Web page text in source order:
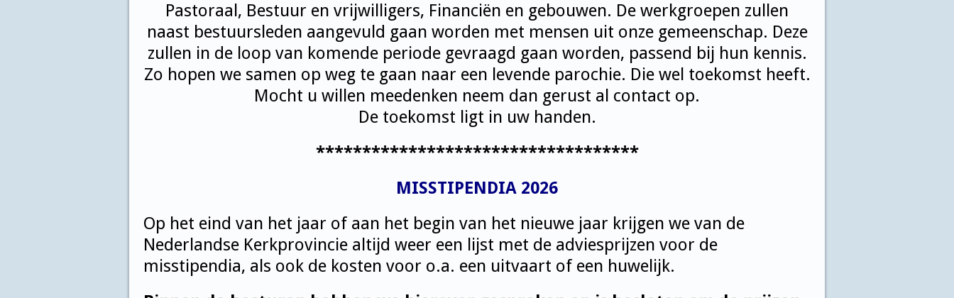
Pastoraal, Bestuur en vrijwilligers, Financiën en gebouwen. De werkgroepen zullen
naast bestuursleden aangevuld gaan worden met mensen uit onze gemeenschap. Deze
zullen in de loop van komende periode gevraagd gaan worden, passend bij hun kennis.
Zo hopen we samen op weg te gaan naar een levende parochie. Die wel toekomst heeft.
Mocht u willen meedenken neem dan gerust al contact op.
De toekomst ligt in uw handen.
***********************************
MISSTIPENDIA 2026
Op het eind van het jaar of aan het begin van het nieuwe jaar krijgen we van de
Nederlandse Kerkprovincie altijd weer een lijst met de adviesprijzen voor de
misstipendia, als ook de kosten voor o.a. een uitvaart of een huwelijk.